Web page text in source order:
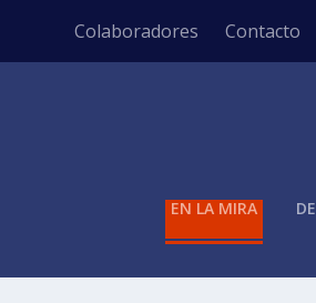
Colaboradores Contacto
EN LA MIRA